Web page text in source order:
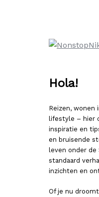
Hola!
Reizen, wonen
lifestyle – hier
inspiratie en
en bruisende
leven onder de
standaard
inzichten en
Of je nu